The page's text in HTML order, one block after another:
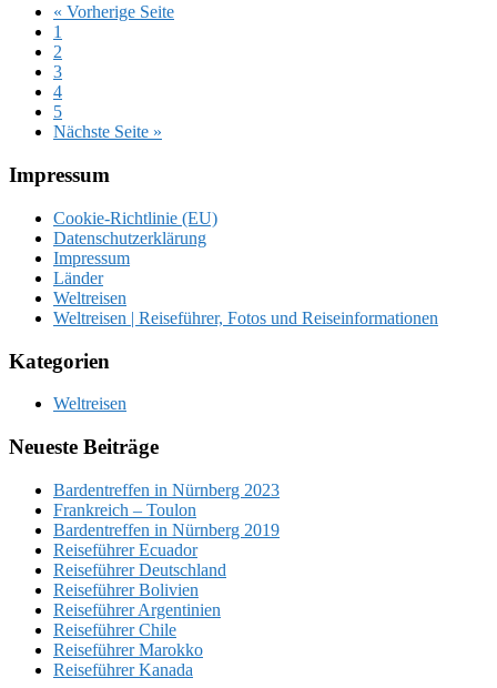
« Vorherige Seiteaufrufen
Seite
1
Seite
2
Seite
3
Seite
4
Seite
5
Nächste Seite aufrufen
»
Footer
Impressum
Cookie-Richtlinie (EU)
Datenschutzerklärung
Impressum
Länder
Weltreisen
Weltreisen | Reiseführer, Fotos und Reiseinformationen
Kategorien
Weltreisen
Neueste Beiträge
Bardentreffen in Nürnberg 2023
Frankreich – Toulon
Bardentreffen in Nürnberg 2019
Reiseführer Ecuador
Reiseführer Deutschland
Reiseführer Bolivien
Reiseführer Argentinien
Reiseführer Chile
Reiseführer Marokko
Reiseführer Kanada